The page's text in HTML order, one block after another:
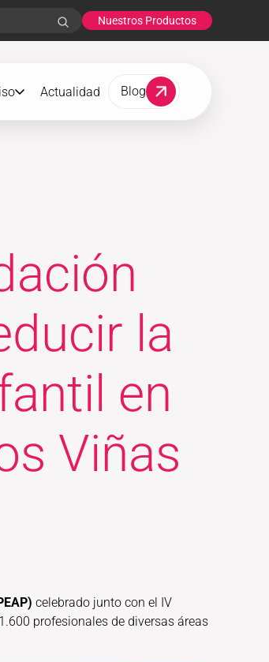
Nuestros Productos
Actualidad Blog
la
en
Viñas
celebrado junto con el IV
profesionales de diversas áreas